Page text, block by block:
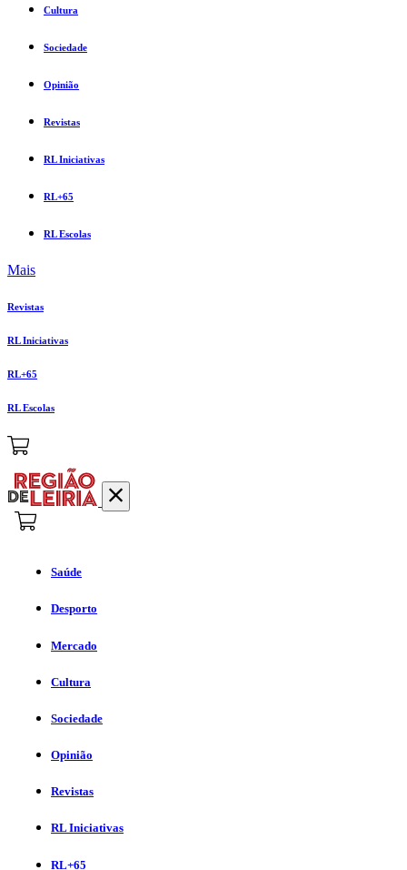
Cultura
Sociedade
Opinião
Revistas
RL Iniciativas
RL+65
RL Escolas
Mais
Revistas
RL Iniciativas
RL+65
RL Escolas
Saúde
Desporto
Mercado
Cultura
Sociedade
Opinião
Revistas
RL Iniciativas
RL+65